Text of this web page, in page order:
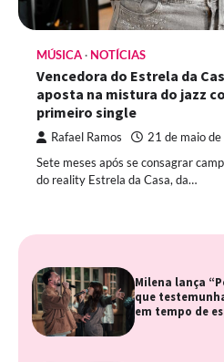
MÚSICA NOTÍCIAS
Vencedora do Estrela da
aposta na mistura do jazz
primeiro single
Rafael Ramos 21 de maio
Sete meses após se consagrar
do reality Estrela da Casa, da…
Milena lança
que
em tempo de